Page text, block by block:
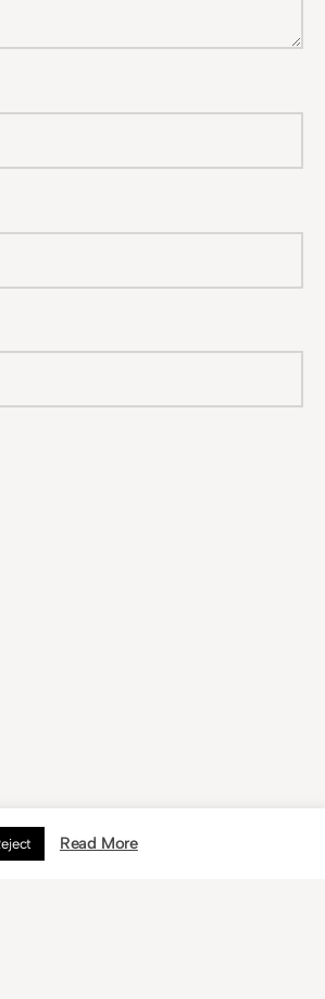
Read More